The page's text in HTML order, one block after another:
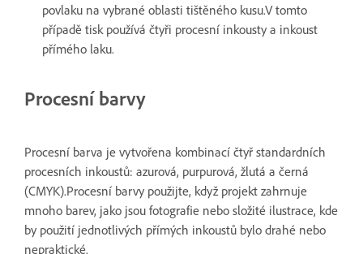
povlaku na vybrané oblasti tištěného kusu.V tomto
případě tisk používá čtyři procesní inkousty a inkoust
přímého laku.
Procesní barvy
Procesní barva je vytvořena kombinací čtyř standardních
procesních inkoustů: azurová, purpurová, žlutá a černá
(CMYK).Procesní barvy použijte, když projekt zahrnuje
mnoho barev, jako jsou fotografie nebo složité ilustrace, kde
by použití jednotlivých přímých inkoustů bylo drahé nebo
nepraktické.